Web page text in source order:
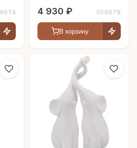
4 930 ₽ 506678
В корзину